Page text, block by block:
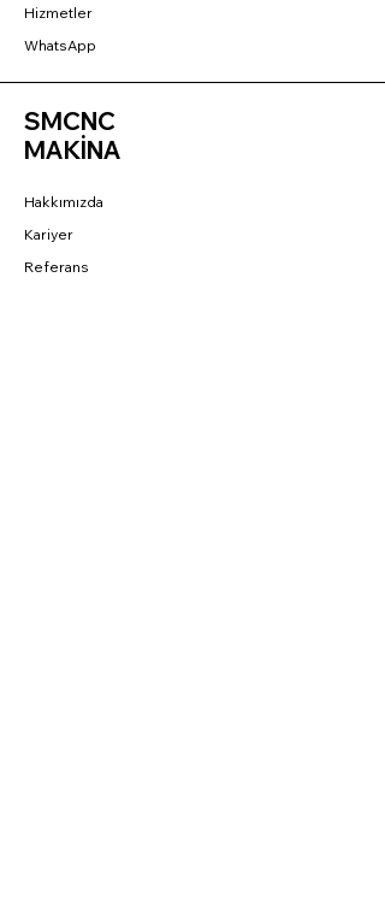
Hizmetler
WhatsApp
SMCNC
MAKİNA
Hakkımızda
Kariyer
Referans